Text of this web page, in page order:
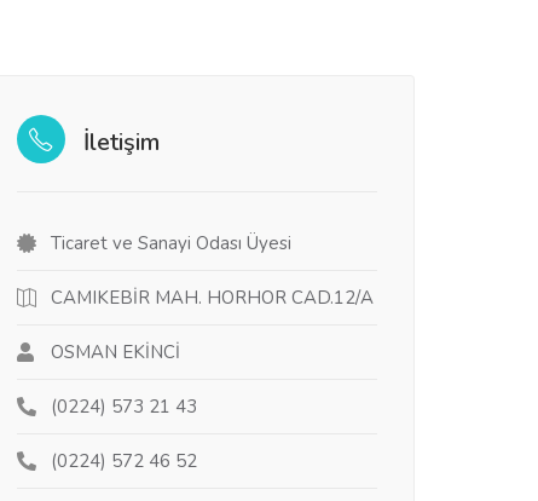
İletişim
Ticaret ve Sanayi Odası Üyesi
CAMIKEBİR MAH. HORHOR CAD.12/A
OSMAN EKİNCİ
(0224) 573 21 43
(0224) 572 46 52